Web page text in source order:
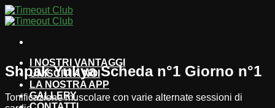
Salta
ai
I NOSTRI VANTAGGI
UNISCITI A NOI
LA NOSTRA APP
GALLERY
Shpak Yuliya Scheda n°1 Giorno n°1
Tonificazione muscolare con varie alternate sessioni di